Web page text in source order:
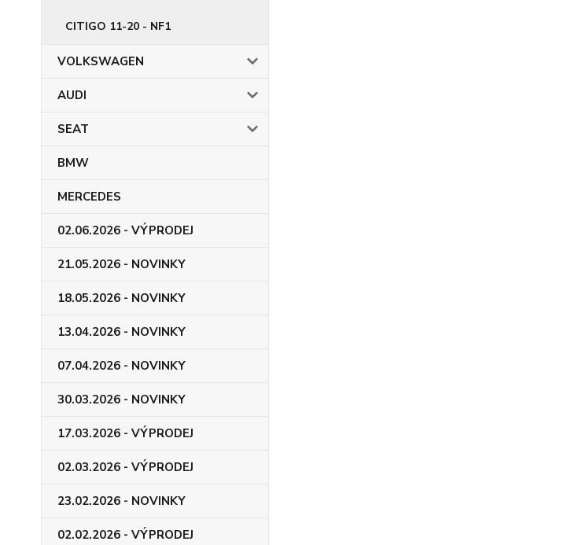
CITIGO 11-20 - NF1
VOLKSWAGEN
AUDI
SEAT
BMW
MERCEDES
02.06.2026 - VÝPRODEJ
21.05.2026 - NOVINKY
18.05.2026 - NOVINKY
13.04.2026 - NOVINKY
07.04.2026 - NOVINKY
30.03.2026 - NOVINKY
17.03.2026 - VÝPRODEJ
02.03.2026 - VÝPRODEJ
23.02.2026 - NOVINKY
02.02.2026 - VÝPRODEJ